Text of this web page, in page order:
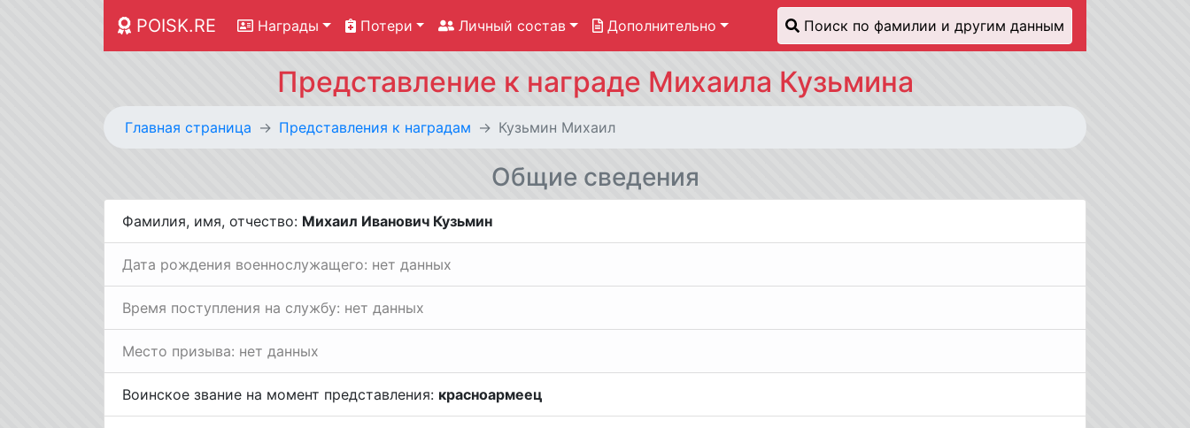
POISK.RE Награды Потери Личный состав Дополнительно Поиск по фамилии и другим данным
Представление к награде Михаила Кузьмина
Главная страница Представления к наградам Кузьмин Михаил
Общие сведения
Фамилия, имя, отчество: Михаил Иванович Кузьмин
Дата рождения военнослужащего: нет данных
Время поступления на службу: нет данных
Место призыва: нет данных
Воинское звание на момент представления: красноармеец